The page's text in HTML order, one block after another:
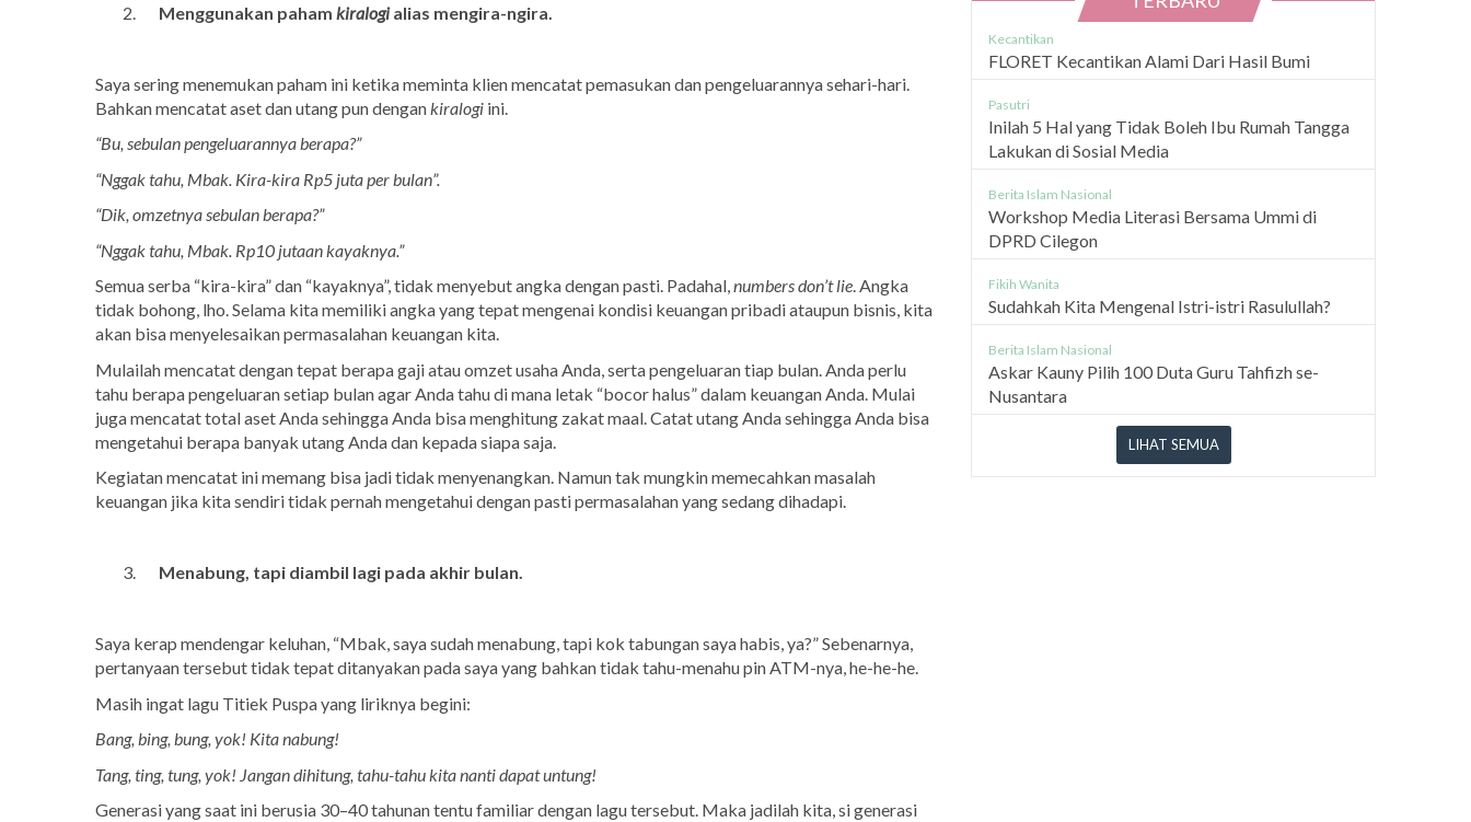
Menggunakan paham kiralogialias mengira-ngira.
Saya sering menemukan paham ini ketika meminta klien mencatat pemasukan dan pengeluarannya sehari-hari.
Bahkan mencatat aset dan utang pun dengan kiralogi ini.
“Bu, sebulan pengeluarannya berapa?”
“Nggak tahu, Mbak. Kira-kira Rp5 juta per bulan”.
“Dik, omzetnya sebulan berapa?”
“Nggak tahu, Mbak. Rp10 jutaan kayaknya.”
Semua serba “kira-kira” dan “kayaknya”, tidak menyebut angka dengan pasti. Padahal,numbers don’t lie. Angka
tidak bohong, lho. Selama kita memiliki angka yang tepat mengenai kondisi keuangan pribadi ataupun bisnis, kita
akan bisa menyelesaikan permasalahan keuangan kita.
Mulailah mencatat dengan tepat berapa gaji atau omzet usaha Anda, serta pengeluaran tiap bulan. Anda perlu
tahu berapa pengeluaran setiap bulan agar Anda tahu di mana letak “bocor halus” dalam keuangan Anda. Mulai
juga mencatat total aset Anda sehingga Anda bisa menghitung zakat maal. Catat utang Anda sehingga Anda bisa
mengetahui berapa banyak utang Anda dan kepada siapa saja.
Kegiatan mencatat ini memang bisa jadi tidak menyenangkan. Namun tak mungkin memecahkan masalah
keuangan jika kita sendiri tidak pernah mengetahui dengan pasti permasalahan yang sedang dihadapi.
Menabung, tapi diambil lagi pada akhir bulan.
Saya kerap mendengar keluhan, “Mbak, saya sudah menabung, tapi kok tabungan saya habis, ya?” Sebenarnya,
pertanyaan tersebut tidak tepat ditanyakan pada saya yang bahkan tidak tahu-menahu pin ATM-nya, he-he-he.
Masih ingat lagu Titiek Puspa yang liriknya begini:
Bang, bing, bung, yok! Kita nabung!
Tang, ting, tung, yok! Jangan dihitung, tahu-tahu kita nanti dapat untung!
Generasi yang saat ini berusia 30–40 tahunan tentu familiar dengan lagu tersebut. Maka jadilah kita, si generasi
Kecantikan
FLORET Kecantikan Alami Dari Hasil Bumi
Pasutri
Inilah 5 Hal yang Tidak Boleh Ibu Rumah Tangga
Lakukan di Sosial Media
Berita Islam Nasional
Workshop Media Literasi Bersama Ummi di
DPRD Cilegon
Fikih Wanita
Sudahkah Kita Mengenal Istri-istri Rasulullah?
Berita Islam Nasional
Askar Kauny Pilih 100 Duta Guru Tahfizh se-
Nusantara
LIHAT SEMUA